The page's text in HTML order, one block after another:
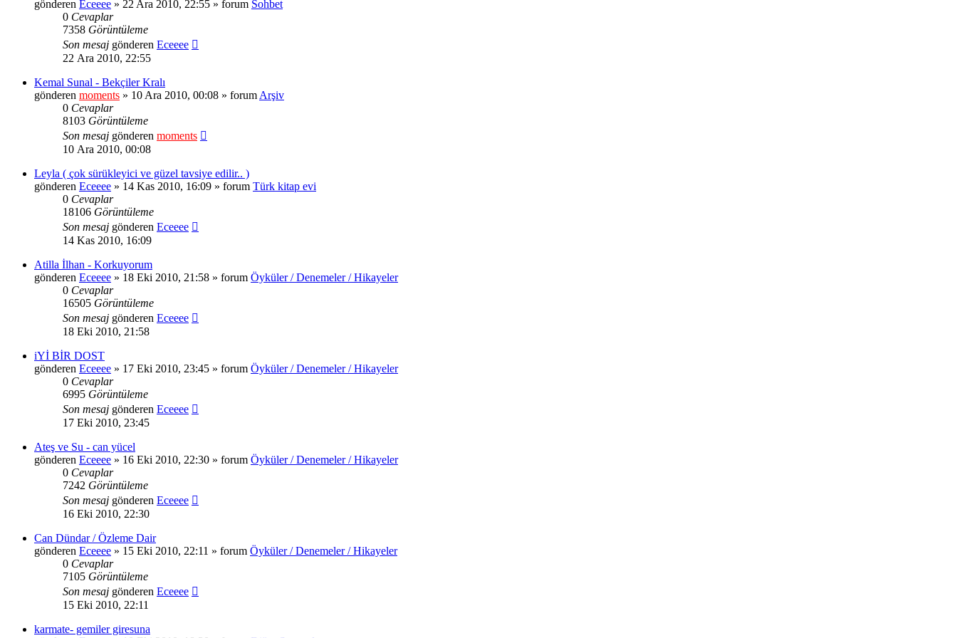
gönderen Eceeee » 22 Ara 2010, 22:55 » forum Sohbet
0 Cevaplar
7358 Görüntüleme
Son mesaj gönderen Eceeee
22 Ara 2010, 22:55
Kemal Sunal - Bekçiler Kralı
gönderen moments » 10 Ara 2010, 00:08 » forum Arşiv
0 Cevaplar
8103 Görüntüleme
Son mesaj gönderen moments
10 Ara 2010, 00:08
Leyla ( çok sürükleyici ve güzel tavsiye edilir.. )
gönderen Eceeee » 14 Kas 2010, 16:09 » forum Türk kitap evi
0 Cevaplar
18106 Görüntüleme
Son mesaj gönderen Eceeee
14 Kas 2010, 16:09
Atilla İlhan - Korkuyorum
gönderen Eceeee » 18 Eki 2010, 21:58 » forum Öyküler / Denemeler / Hikayeler
0 Cevaplar
16505 Görüntüleme
Son mesaj gönderen Eceeee
18 Eki 2010, 21:58
iYİ BİR DOST
gönderen Eceeee » 17 Eki 2010, 23:45 » forum Öyküler / Denemeler / Hikayeler
0 Cevaplar
6995 Görüntüleme
Son mesaj gönderen Eceeee
17 Eki 2010, 23:45
Ateş ve Su - can yücel
gönderen Eceeee » 16 Eki 2010, 22:30 » forum Öyküler / Denemeler / Hikayeler
0 Cevaplar
7242 Görüntüleme
Son mesaj gönderen Eceeee
16 Eki 2010, 22:30
Can Dündar / Özleme Dair
gönderen Eceeee » 15 Eki 2010, 22:11 » forum Öyküler / Denemeler / Hikayeler
0 Cevaplar
7105 Görüntüleme
Son mesaj gönderen Eceeee
15 Eki 2010, 22:11
karmate- gemiler giresuna